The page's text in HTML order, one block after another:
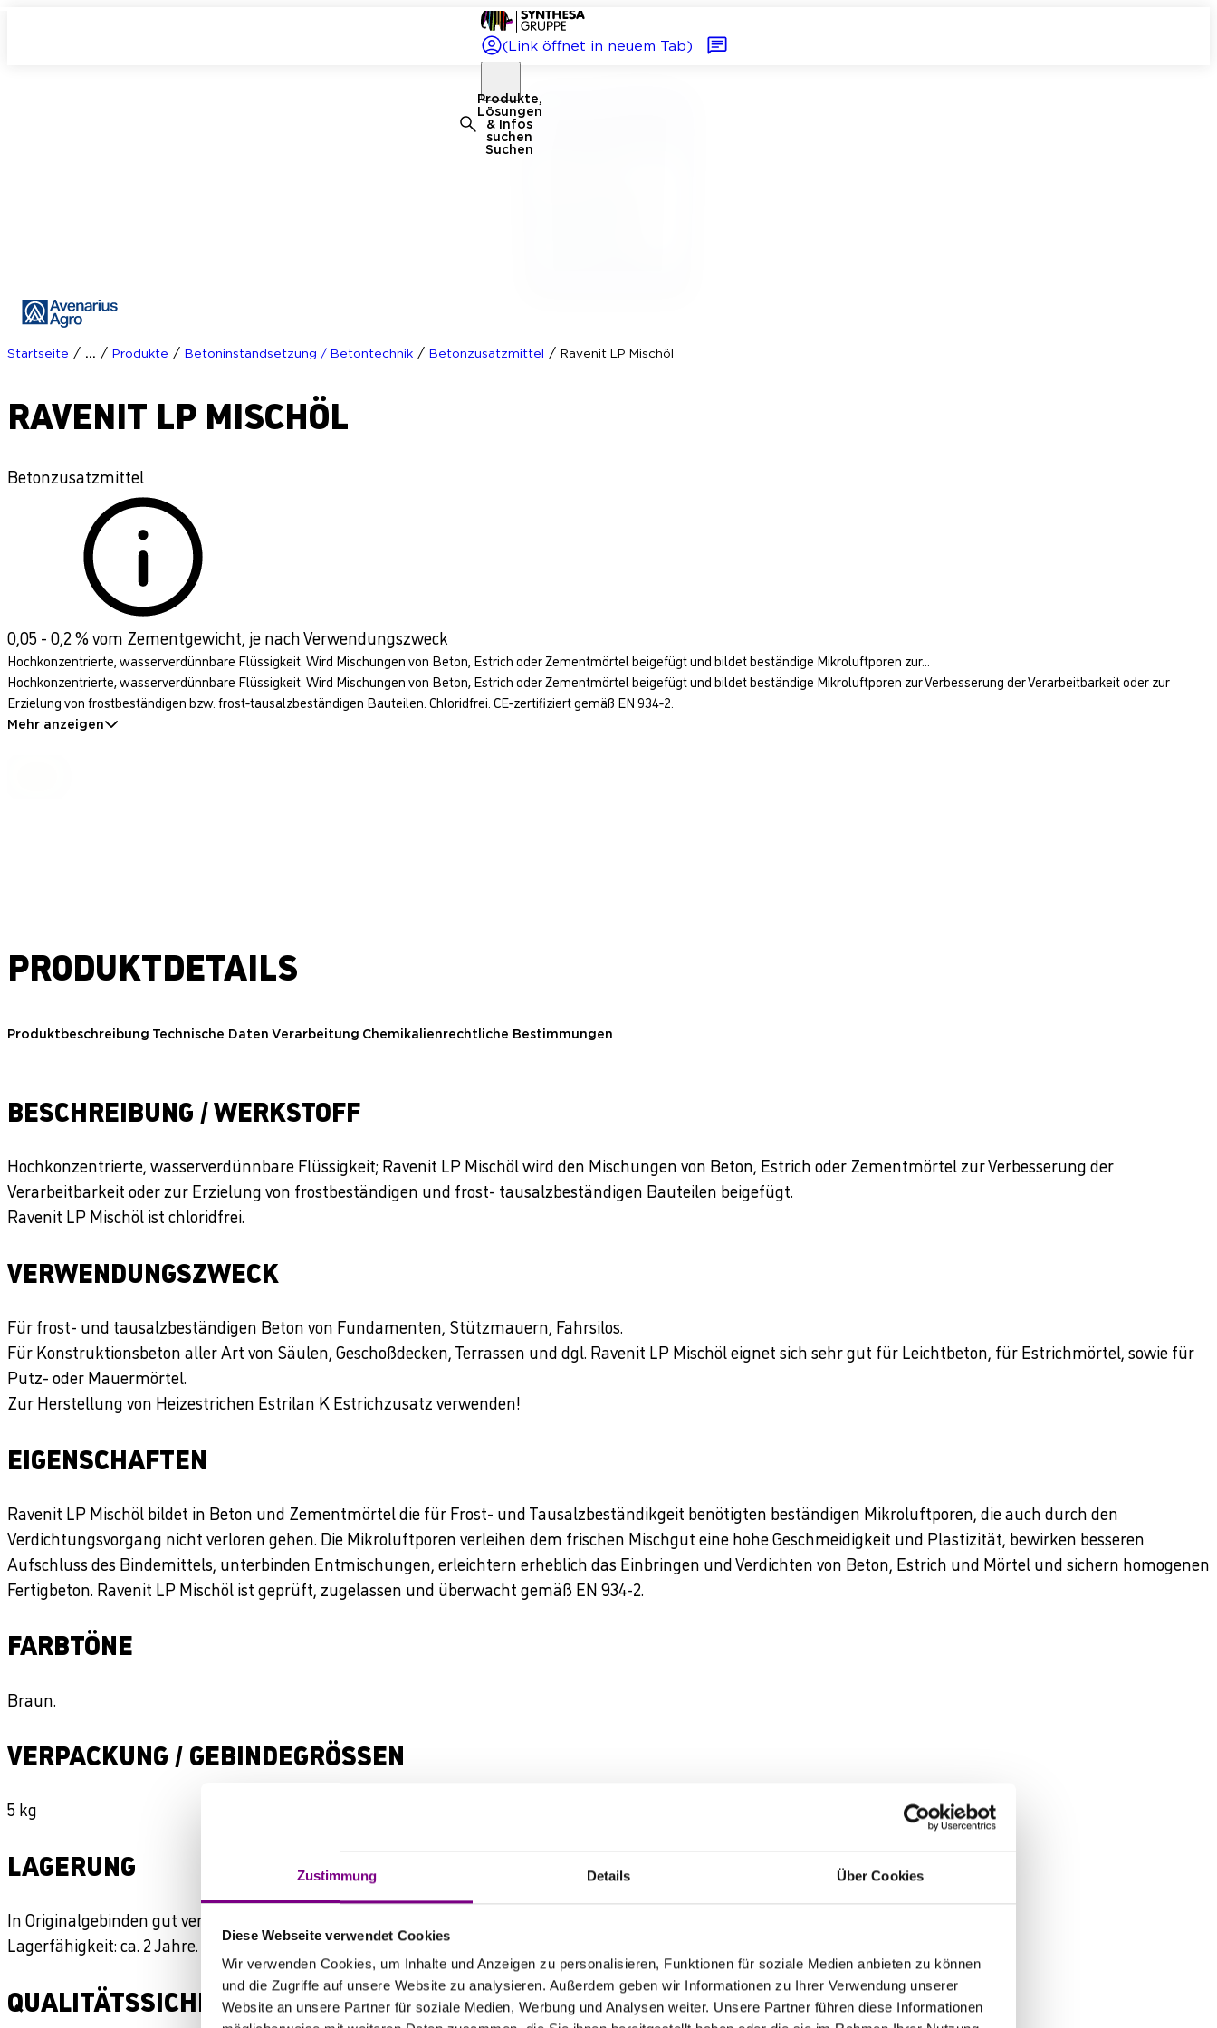
Zustimmung Details Über Cookies
Diese Webseite verwendet Cookies
Wir verwenden Cookies, um Inhalte und Anzeigen zu personalisieren, Funktionen für soziale Medien anbieten zu können
und die Zugriffe auf unsere Website zu analysieren. Außerdem geben wir Informationen zu Ihrer Verwendung unserer
Website an unsere Partner für soziale Medien, Werbung und Analysen weiter. Unsere Partner führen diese Informationen
(Link öffnet in neuem Tab)
Produkte,
Lösungen
& Infos
suchen
Suchen
Startseite / ... / Produkte / Betoninstandsetzung / Betontechnik / Betonzusatzmittel / Ravenit LP Mischöl
RAVENIT LP MISCHÖL
Betonzusatzmittel
0,05 - 0,2 % vom Zementgewicht, je nach Verwendungszweck
Hochkonzentrierte, wasserverdünnbare Flüssigkeit. Wird Mischungen von Beton, Estrich oder Zementmörtel beigefügt und bildet beständige Mikroluftporen zur...
Hochkonzentrierte, wasserverdünnbare Flüssigkeit. Wird Mischungen von Beton, Estrich oder Zementmörtel beigefügt und bildet beständige Mikroluftporen zur Verbesserung der Verarbeitbarkeit oder zur
Erzielung von frostbeständigen bzw. frost-tausalzbeständigen Bauteilen. Chloridfrei. CE-zertifiziert gemäß EN 934-2.
Mehr anzeigen
PRODUKTDETAILS
Produktbeschreibung Technische Daten Verarbeitung Chemikalienrechtliche Bestimmungen
BESCHREIBUNG / WERKSTOFF
Hochkonzentrierte, wasserverdünnbare Flüssigkeit; Ravenit LP Mischöl wird den Mischungen von Beton, Estrich oder Zementmörtel zur Verbesserung der
Verarbeitbarkeit oder zur Erzielung von frostbeständigen und frost- tausalzbeständigen Bauteilen beigefügt.
Ravenit LP Mischöl ist chloridfrei.
VERWENDUNGSZWECK
Für frost- und tausalzbeständigen Beton von Fundamenten, Stützmauern, Fahrsilos.
Für Konstruktionsbeton aller Art von Säulen, Geschoßdecken, Terrassen und dgl. Ravenit LP Mischöl eignet sich sehr gut für Leichtbeton, für Estrichmörtel, sowie für
Putz- oder Mauermörtel.
Zur Herstellung von Heizestrichen Estrilan K Estrichzusatz verwenden!
EIGENSCHAFTEN
Ravenit LP Mischöl bildet in Beton und Zementmörtel die für Frost- und Tausalzbeständikgeit benötigten beständigen Mikroluftporen, die auch durch den
Verdichtungsvorgang nicht verloren gehen. Die Mikroluftporen verleihen dem frischen Mischgut eine hohe Geschmeidigkeit und Plastizität, bewirken besseren
Aufschluss des Bindemittels, unterbinden Entmischungen, erleichtern erheblich das Einbringen und Verdichten von Beton, Estrich und Mörtel und sichern homogenen
Fertigbeton. Ravenit LP Mischöl ist geprüft, zugelassen und überwacht gemäß EN 934-2.
FARBTÖNE
Braun.
VERPACKUNG / GEBINDEGRÖSSEN
5 kg
LAGERUNG
In Originalgebinden gut verschlossen und bei Temperaturen über -5°C lagern.
Lagerfähigkeit: ca. 2 Jahre.
QUALITÄTSSICHERUNG